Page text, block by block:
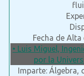
Fecha de
• Luis Miguel,
por la
Imparte: Álgebra,